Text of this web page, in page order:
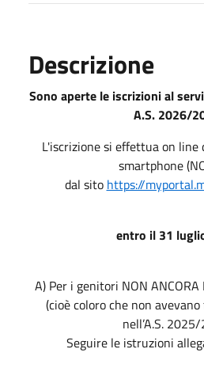
Descrizione
Sono aperte le iscrizioni al
A.S. 2026/
L'iscrizione si effettua on line
smartphone
dal sito https://
entro il 31
A) Per i genitori NON ANCORA
(cioè coloro che non
nell’A.S.
Seguire le istruzioni